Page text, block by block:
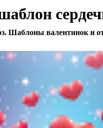
Шаблоны валентинок и